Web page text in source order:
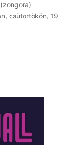
csütörtökön, 19